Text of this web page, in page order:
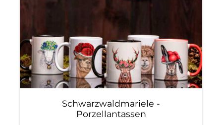
Schwarzwaldmariele -
Porzellantassen